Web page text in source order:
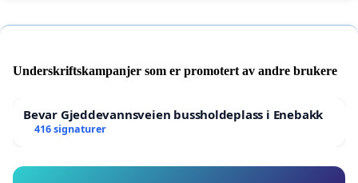
Underskriftskampanjer som er promotert av andre brukere
Bevar Gjeddevannsveien bussholdeplass i Enebakk
416 signaturer